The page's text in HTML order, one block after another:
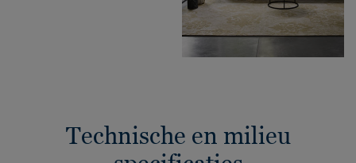
Technische en milieu